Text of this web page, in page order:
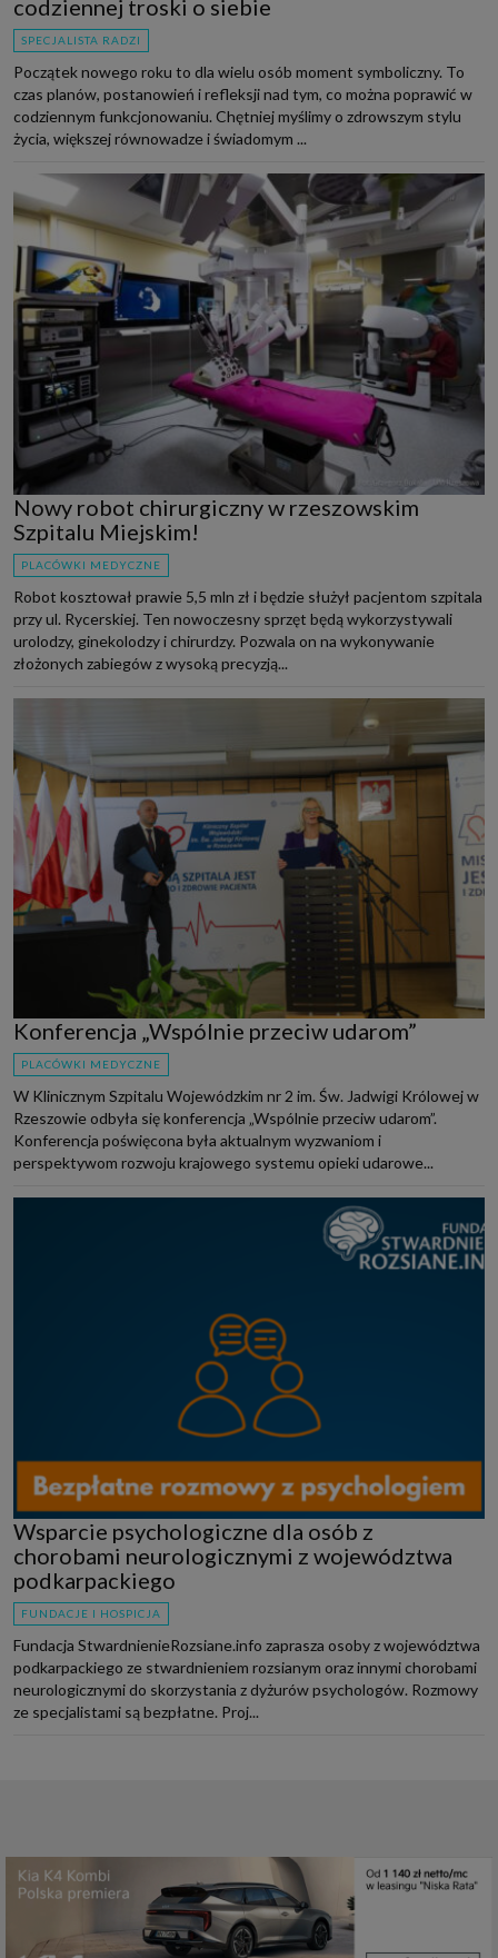
codziennej troski o siebie
SPECJALISTA RADZI
Początek nowego roku to dla wielu osób moment symboliczny. To
czas planów, postanowień i refleksji nad tym, co można poprawić w
codziennym funkcjonowaniu. Chętniej myślimy o zdrowszym stylu
życia, większej równowadze i świadomym ...
Nowy robot chirurgiczny w rzeszowskim
Szpitalu Miejskim!
PLACÓWKI MEDYCZNE
Robot kosztował prawie 5,5 mln zł i będzie służył pacjentom szpitala
przy ul. Rycerskiej. Ten nowoczesny sprzęt będą wykorzystywali
urolodzy, ginekolodzy i chirurdzy. Pozwala on na wykonywanie
złożonych zabiegów z wysoką precyzją...
Konferencja „Wspólnie przeciw udarom”
PLACÓWKI MEDYCZNE
W Klinicznym Szpitalu Wojewódzkim nr 2 im. Św. Jadwigi Królowej w
Rzeszowie odbyła się konferencja „Wspólnie przeciw udarom”.
Konferencja poświęcona była aktualnym wyzwaniom i
perspektywom rozwoju krajowego systemu opieki udarowe...
Wsparcie psychologiczne dla osób z
chorobami neurologicznymi z województwa
podkarpackiego
FUNDACJE I HOSPICJA
Fundacja StwardnienieRozsiane.info zaprasza osoby z województwa
podkarpackiego ze stwardnieniem rozsianym oraz innymi chorobami
neurologicznymi do skorzystania z dyżurów psychologów. Rozmowy
ze specjalistami są bezpłatne. Proj...